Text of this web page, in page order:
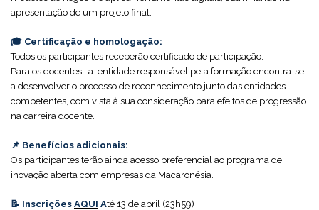
apresentação de um projeto final.
🎓 Certificação e homologação:
Todos os participantes receberão certificado de participação.
Para os docentes , a entidade responsável pela formação encontra-se
a desenvolver o processo de reconhecimento junto das entidades
competentes, com vista à sua consideração para efeitos de progressão
na carreira docente.
📌 Benefícios adicionais:
Os participantes terão ainda acesso preferencial ao programa de
inovação aberta com empresas da Macaronésia.
📝 Inscrições AQUI Até 13 de abril (23h59)